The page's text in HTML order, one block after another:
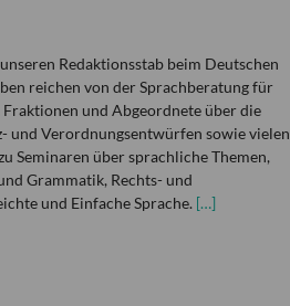
Redaktionsstab beim Deutschen
reichen von der Sprachberatung für
und Abgeordnete über die
und Verordnungsentwürfen sowie vielen
Seminaren über sprachliche Themen,
Grammatik, Rechts- und
und Einfache Sprache. […]